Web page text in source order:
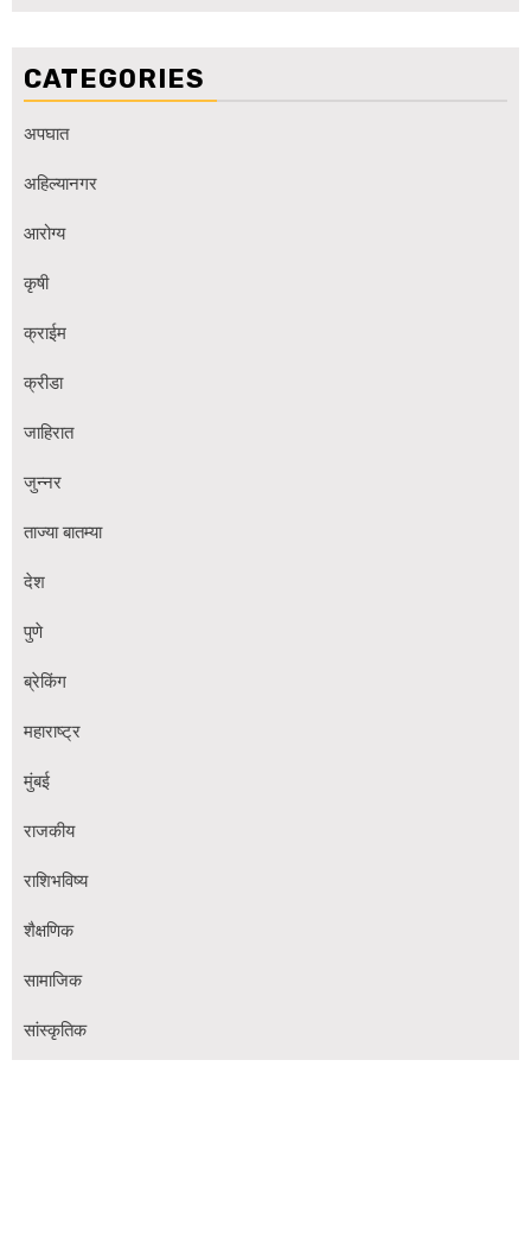
CATEGORIES
अपघात
अहिल्यानगर
आरोग्य
कृषी
क्राईम
क्रीडा
जाहिरात
जुन्नर
ताज्या बातम्या
देश
पुणे
ब्रेकिंग
महाराष्ट्र
मुंबई
राजकीय
राशिभविष्य
शैक्षणिक
सामाजिक
सांस्कृतिक